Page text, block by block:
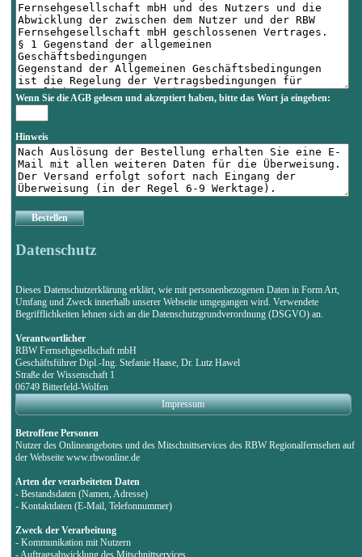
Wenn Sie die AGB gelesen und akzeptiert haben, bitte das Wort ja eingeben:
Hinweis
Bestellen
Datenschutz
Dieses Datenschutzerklärung erklärt, wie mit personenbezogenen Daten in Form Art,
Umfang und Zweck innerhalb unserer Webseite umgegangen wird. Verwendete
Begrifflichkeiten lehnen sich an die Datenschutzgrundverordnung (DSGVO) an.
Verantwortlicher
RBW Fernsehgesellschaft mbH
Geschäftsführer Dipl.-Ing. Stefanie Haase, Dr. Lutz Hawel
Straße der Wissenschaft 1
06749 Bitterfeld-Wolfen
Impressum
Betroffene Personen
Nutzer des Onlineangebotes und des Mitschnittservices des RBW Regionalfernsehen auf
der Webseite www.rbwonline.de
Arten der verarbeiteten Daten
- Bestandsdaten (Namen, Adresse)
- Kontaktdaten (E-Mail, Telefonnummer)
Zweck der Verarbeitung
- Kommunikation mit Nutzern
- Auftragsabwicklung des Mitschnittservices